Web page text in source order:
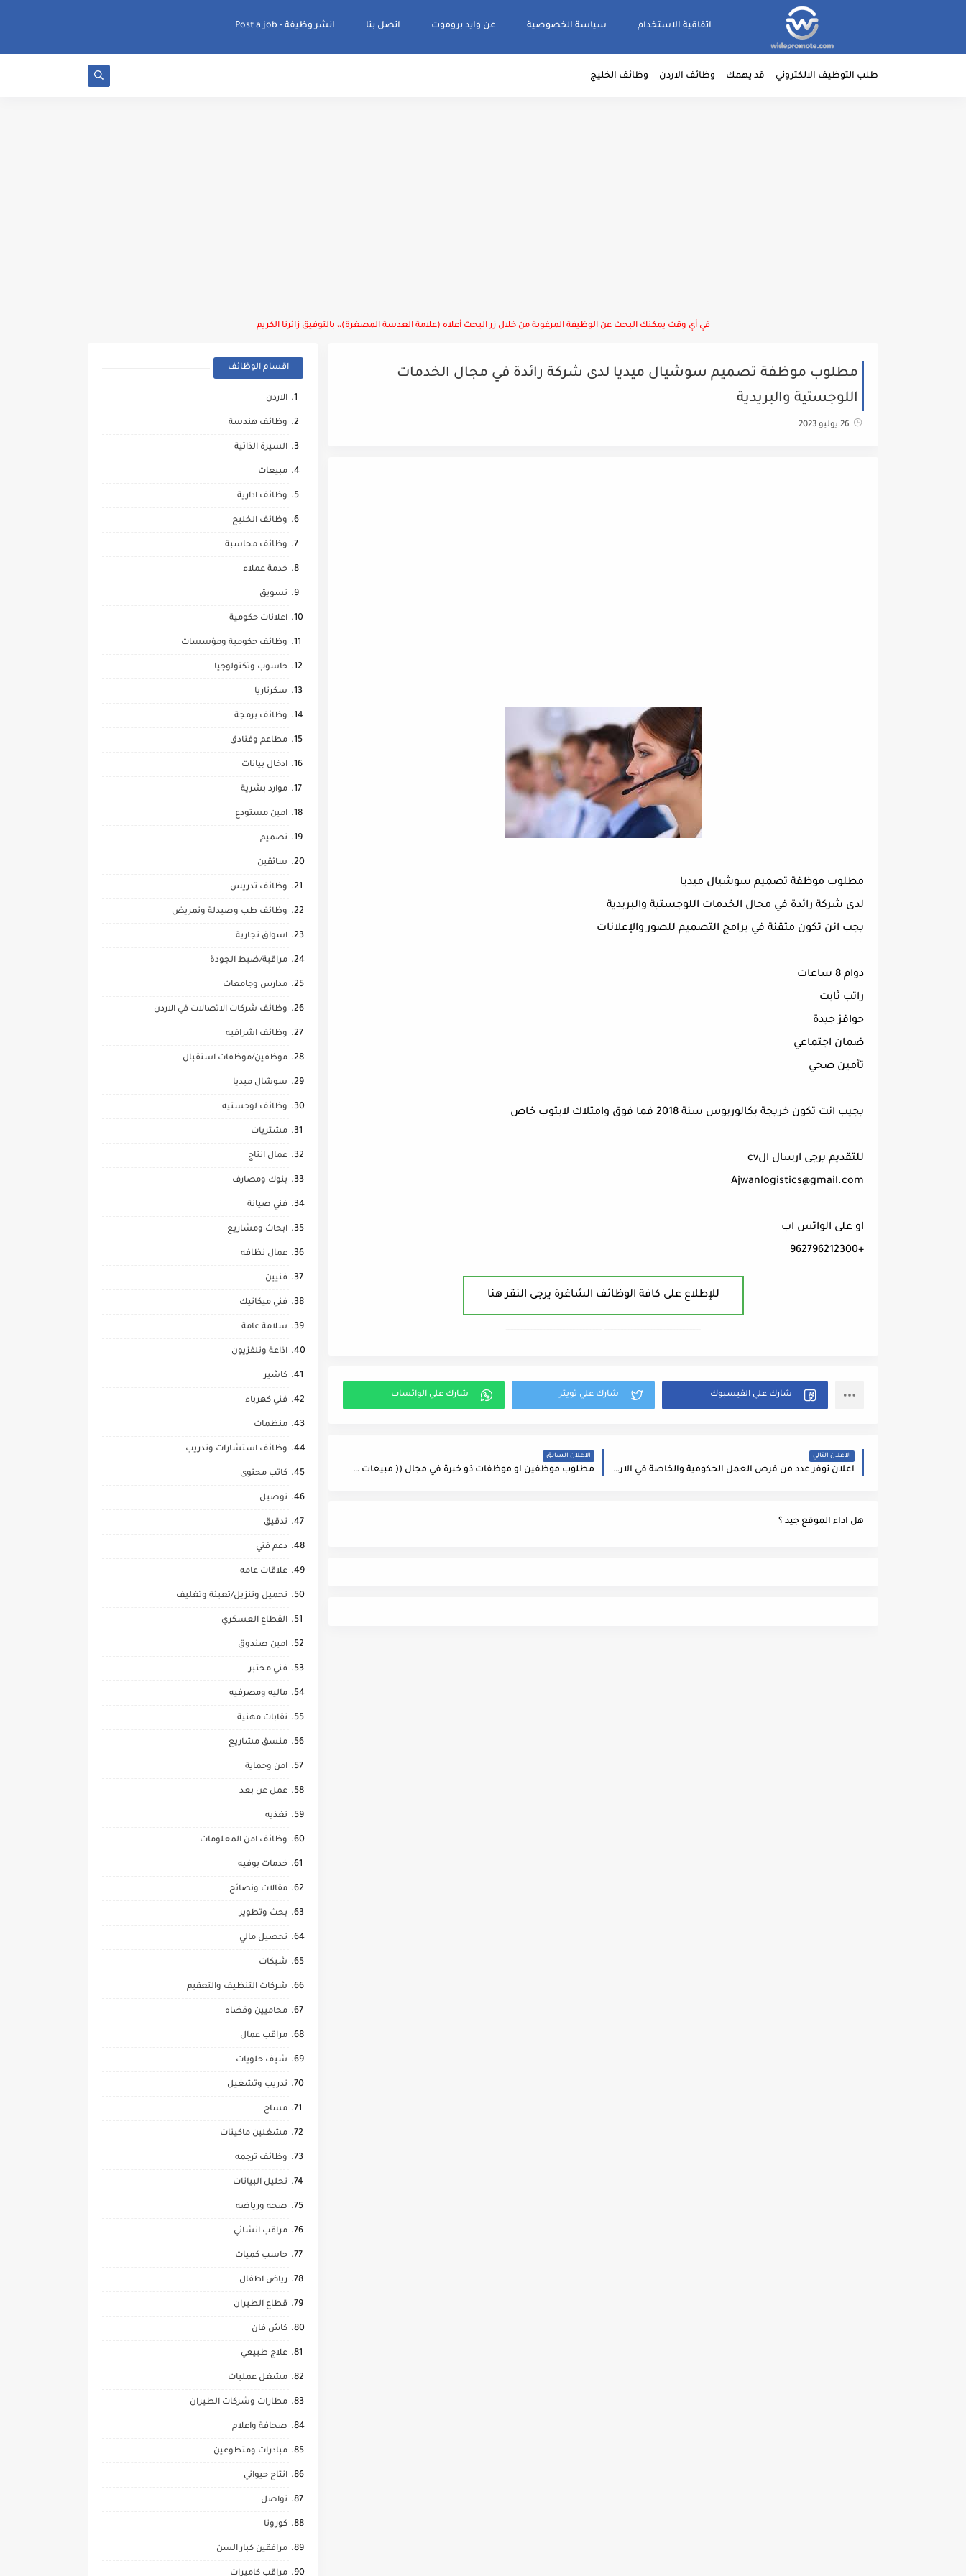
اتفاقية الاستخدام سياسة الخصوصية عن وايد بروموت اتصل بنا انشر وظيفة - Post a job
طلب التوظيف الالكتروني قد يهمك وظائف الاردن وظائف الخليج
في أي وقت يمكنك البحث عن الوظيفة المرغوبة من خلال زر البحث أعلاه (علامة العدسة المصغرة)،، بالتوفيق زائرنا الكريم
مطلوب موظفة تصميم سوشيال ميديا لدى شركة رائدة في مجال الخدمات
اللوجستية والبريدية
26 يوليو 2023
مطلوب موظفة تصميم سوشيال ميديا
لدى شركة رائدة في مجال الخدمات اللوجستية والبريدية
يجب انن تكون متقنة في برامج التصميم للصور والإعلانات
دوام 8 ساعات
راتب ثابت
حوافز جيدة
ضمان اجتماعي
تأمين صحي
يجيب انت تكون خريجة بكالوريوس سنة 2018 فما فوق وامتلاك لابتوب خاص
للتقديم يرجى ارسال الcv
Ajwanlogistics@gmail.com
او على الواتس اب
+962796212300
للإطلاع على كافة الوظائف الشاغرة يرجى النقر هنا
ـــــــــــــــــــــــــــــــــــــــــــــــــــــــــــــــــــ ـــــــــــــــــــــــــــــــــــــــــــــــــــــــــــــــــــ
الاعلان التالي
اعلان توفر عدد من فرص العمل الحكومية والخاصة في الاردن على النحو التالي
الاعلان السابق
مطلوب موظفين او موظفات ذو خبرة في مجال (( مبيعات الرعاية الطبية لصندوق تكافلي جماعي )) مرخص براتب 400 د اساسي وعمولات 10٪ بشرط خبرة لاتقل عن سنة في مجال مبيعات التامينات
هل اداء الموقع جيد ؟
اقسام الوظائف
الاردن
وظائف هندسة
السيرة الذاتية
مبيعات
وظائف ادارية
وظائف الخليج
وظائف محاسبة
خدمة عملاء
تسويق
اعلانات حكومية
وظائف حكومية ومؤسسات
حاسوب وتكنولوجيا
سكرتاريا
وظائف برمجة
مطاعم وفنادق
ادخال بيانات
موارد بشرية
امين مستودع
تصميم
سائقين
وظائف تدريس
وظائف طب وصيدلة وتمريض
اسواق تجارية
مراقبة/ضبط الجودة
مدارس وجامعات
وظائف شركات الاتصالات في الاردن
وظائف اشرافيه
موظفين/موظفات استقبال
سوشال ميديا
وظائف لوجستيه
مشتريات
عمال انتاج
بنوك ومصارف
فني صيانة
ابحاث ومشاريع
عمال نظافه
فنيين
فني ميكانيك
سلامة عامة
اذاعة وتلفزيون
كاشير
فني كهرباء
منظمات
وظائف استشارات وتدريب
كاتب محتوى
توصيل
تدقيق
دعم فني
علاقات عامه
تحميل وتنزيل/تعبئة وتغليف
القطاع العسكري
امين صندوق
فني مختبر
ماليه ومصرفيه
نقابات مهنية
منسق مشاريع
امن وحماية
عمل عن بعد
تغذيه
وظائف امن المعلومات
خدمات بوفيه
مقالات ونصائح
بحث وتطوير
تحصيل مالي
شبكات
شركات التنظيف والتعقيم
محاميين وقضاه
مراقب عمال
شيف حلويات
تدريب وتشغيل
مساح
مشغلين ماكينات
وظائف ترجمه
تحليل البيانات
صحه ورياضه
مراقب انشائي
حاسب كميات
رياض اطفال
قطاع الطيران
كاش فان
علاج طبيعي
مشغل عمليات
مطارات وشركات الطيران
صحافة واعلام
مبادرات ومتطوعين
انتاج حيواني
تواصل
كورونا
مرافقين كبار السن
مراقب كاميرات